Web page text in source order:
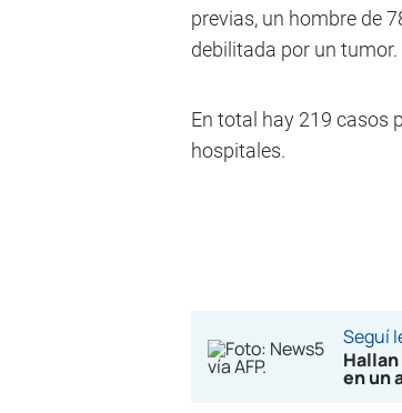
previas, un hombre de
debilitada por un tumor.
En total hay 219 casos
hospitales.
Seguí
en un